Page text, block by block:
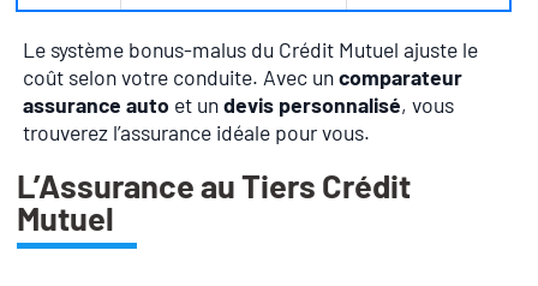
Le système bonus-malus du Crédit Mutuel ajuste le
coût selon votre conduite. Avec uncomparateur
assurance auto et undevis personnalisé, vous
trouverez l’assurance idéale pour vous.
L’Assurance au Tiers Crédit
Mutuel